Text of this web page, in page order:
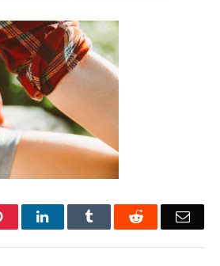
PinterestLinkedIn Tumblr Reddit